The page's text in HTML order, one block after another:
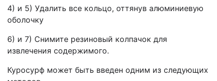
4) и 5) Удалить все кольцо, оттянув алюминиевую
оболочку
6) и 7) Снимите резиновый колпачок для
извлечения содержимого.
Куросурф может быть введен одним из следующих